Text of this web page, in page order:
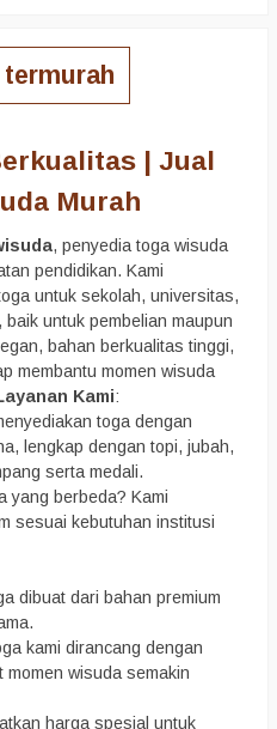
| Jual
Murah
, penyedia toga wisuda
pendidikan. Kami
untuk sekolah, universitas,
untuk pembelian maupun
bahan berkualitas tinggi,
membantu momen wisuda
Kami:
toga dengan
lengkap dengan topi, jubah,
serta medali.
yang berbeda? Kami
sesuai kebutuhan institusi
dibuat dari bahan premium
kami dirancang dengan
momen wisuda semakin
harga spesial untuk